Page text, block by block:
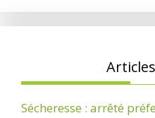
Sécheresse : arrêté